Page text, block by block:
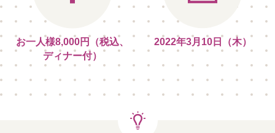
お一人様8,000円（税込、
ディナー付）
2022年3月10日（木）